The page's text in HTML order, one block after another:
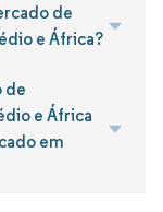
de
e África?
de
e África
em